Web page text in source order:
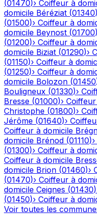
(01470)› Coiffeur à
domicile Béréziat (01340)
(01500)› Coiffeur à
domicile Beynost (01700)
(01200)› Coiffeur à
domicile Biziat (01290)›
(01150)› Coiffeur à
(01250)› Coiffeur à
domicile Bolozon (01450
Bouligneux (01330)›
Bresse (01000)›
Christophe (01800)›
Jérôme (01640)›
Coiffeur à domicile
domicile Brénod (01110)›
(01300)› Coiffeur à
Coiffeur à domicile
domicile Brion (01460)›
(01470)› Coiffeur à
domicile Ceignes (01430)
(01450)› Coiffeur à
Voir toutes les